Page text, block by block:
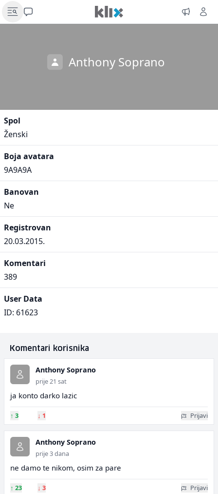
Anthony Soprano
Spol
Ženski
Boja avatara
9A9A9A
Banovan
Ne
Registrovan
20.03.2015.
Komentari
389
User Data
ID: 61623
Komentari korisnika
Anthony Soprano
prije 21 sat
ja konto darko lazic
↑ 3 ↓ 1 Prijavi
Anthony Soprano
prije 3 dana
ne damo te nikom, osim za pare
↑ 23 ↓ 3 Prijavi